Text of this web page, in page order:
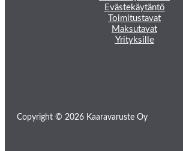
Evästekäytäntö
Toimitustavat
Maksutavat
Yrityksille
Copyright © 2026 Kaaravaruste Oy